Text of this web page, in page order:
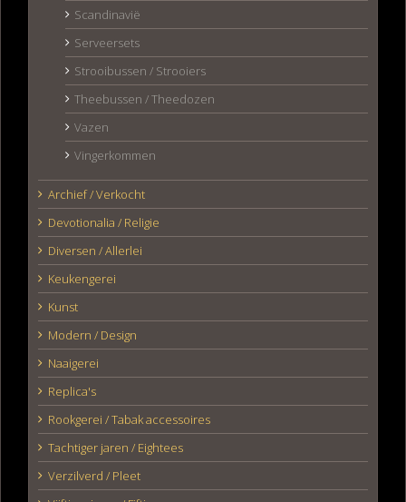
Scandinavië
Serveersets
Strooibussen / Strooiers
Theebussen / Theedozen
Vazen
Vingerkommen
Archief / Verkocht
Devotionalia / Religie
Diversen / Allerlei
Keukengerei
Kunst
Modern / Design
Naaigerei
Replica's
Rookgerei / Tabak accessoires
Tachtiger jaren / Eightees
Verzilverd / Pleet